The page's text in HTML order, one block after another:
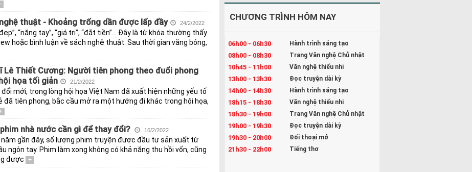
thuật - Khoảng trống dần được lấp đầy 24/2/2022
“nặng tay”, “giá trị”, “đắt tiền”… Đây là từ khóa thường thấy
hoặc bình luận về sách nghệ thuật. Sau thời gian vắng bóng,
Lê Thiết Cương: Người tiên phong theo đuổi phong
họa tối giản
21/2/2022
đổi mới, trong lòng hội họa Việt Nam đã xuất hiện những yếu tố
tiên phong, bắc cầu mở ra một hướng đi khác trong hội họa,
nhà nước cần gì để thay đổi? 16/2/2022
năm gần đây, số lượng phim truyện được đầu tư sản xuất từ
ngón tay. Phim làm xong không có khả năng thu hồi vốn, cũng
được
+
CHƯƠNG TRÌNH HÔM NAY
06h00 - 06h30 Hành trình sáng tạo
08h00 - 08h30 Trang Văn nghệ Chủ nhật
10h45 - 11h00 Văn nghệ thiếu nhi
13h00 - 13h30 Đọc truyện dài kỳ
14h00 - 14h30 Hành trình sáng tạo
18h15 - 18h30 Văn nghệ thiếu nhi
18h30 - 19h00 Trang Văn nghệ Chủ nhật
19h00 - 19h30 Đọc truyện dài kỳ
19h30 - 20h00 Đối thoại mở
21h30 - 22h00 Tiếng thơ